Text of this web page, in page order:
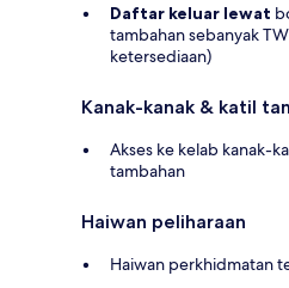
Daftar keluar lewat
tambahan sebanyak
ketersediaan)
Kanak-kanak & katil
Akses ke kelab kanak-
tambahan
Haiwan peliharaan
Haiwan perkhidmatan